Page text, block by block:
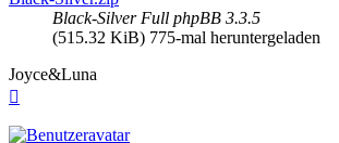
Black-Silver Full phpBB 3.3.5
(515.32 KiB) 775-mal heruntergeladen
Joyce&Luna